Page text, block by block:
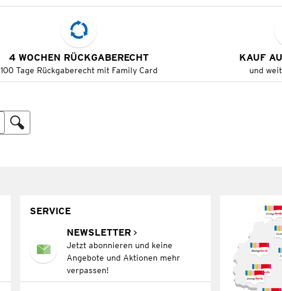
4 WOCHEN RÜCKGABERECHT
100 Tage Rückgaberecht mit Family Card
KAUF
und
SERVICE
NEWSLETTER
Jetzt abonnieren und keine
Angebote und Aktionen mehr
verpassen!